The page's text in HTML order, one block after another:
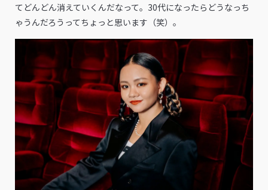
てどんどん消えていくんだなって。30代になったらどうなっち
ゃうんだろうってちょっと思います（笑）。